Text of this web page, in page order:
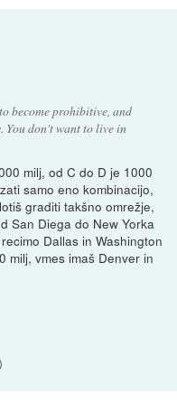
become prohibitive, and
You don't want to live in
milj, od C do D je 1000
samo eno kombinacijo,
graditi takšno omrežje,
San Diega do New Yorka
Dallas in Washington
milj, vmes imaš Denver in
)